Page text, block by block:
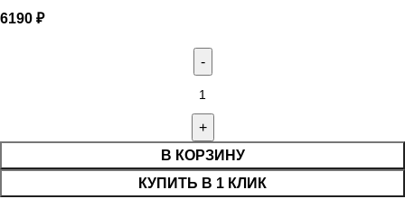
6190 ₽
Количество товара Можно будет "31 розовая роза №1"
В КОРЗИНУ
КУПИТЬ В 1 КЛИК